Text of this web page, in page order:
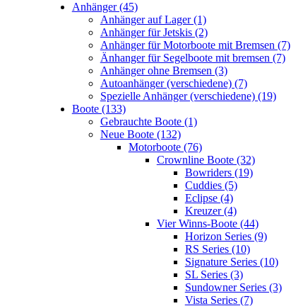
Anhänger (45)
Anhänger auf Lager (1)
Anhänger für Jetskis (2)
Anhänger für Motorboote mit Bremsen (7)
Änhanger für Segelboote mit bremsen (7)
Anhänger ohne Bremsen (3)
Autoanhänger (verschiedene) (7)
Spezielle Anhänger (verschiedene) (19)
Boote (133)
Gebrauchte Boote (1)
Neue Boote (132)
Motorboote (76)
Crownline Boote (32)
Bowriders (19)
Cuddies (5)
Eclipse (4)
Kreuzer (4)
Vier Winns-Boote (44)
Horizon Series (9)
RS Series (10)
Signature Series (10)
SL Series (3)
Sundowner Series (3)
Vista Series (7)